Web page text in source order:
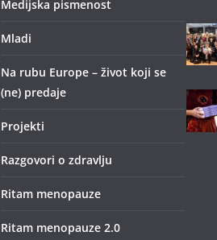
Medijska pismenost
Mladi
Na rubu Europe – život koji se
(ne) predaje
Projekti
Razgovori o zdravlju
Ritam menopauze
Ritam menopauze 2.0